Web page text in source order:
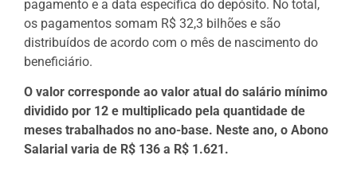
pagamento e a data específica do depósito. No total,
os pagamentos somam R$ 32,3 bilhões e são
distribuídos de acordo com o mês de nascimento do
beneficiário.
O valor corresponde ao valor atual do salário mínimo
dividido por 12 e multiplicado pela quantidade de
meses trabalhados no ano-base. Neste ano, o Abono
Salarial varia de R$ 136 a R$ 1.621.